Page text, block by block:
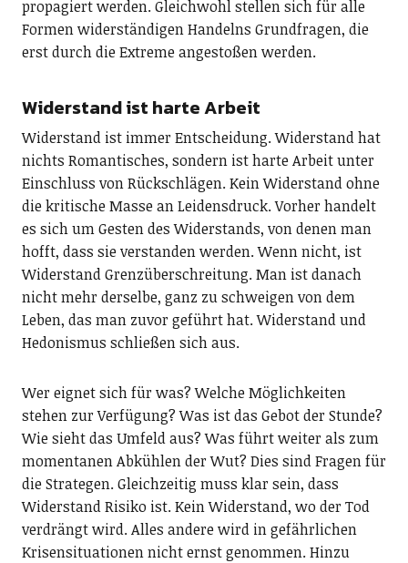
propagiert werden. Gleichwohl stellen sich für alle
Formen widerständigen Handelns Grundfragen, die
erst durch die Extreme angestoßen werden.
Widerstand ist harte Arbeit
Widerstand ist immer Entscheidung. Widerstand hat
nichts Romantisches, sondern ist harte Arbeit unter
Einschluss von Rückschlägen. Kein Widerstand ohne
die kritische Masse an Leidensdruck. Vorher handelt
es sich um Gesten des Widerstands, von denen man
hofft, dass sie verstanden werden. Wenn nicht, ist
Widerstand Grenzüberschreitung. Man ist danach
nicht mehr derselbe, ganz zu schweigen von dem
Leben, das man zuvor geführt hat. Widerstand und
Hedonismus schließen sich aus.
Wer eignet sich für was? Welche Möglichkeiten
stehen zur Verfügung? Was ist das Gebot der Stunde?
Wie sieht das Umfeld aus? Was führt weiter als zum
momentanen Abkühlen der Wut? Dies sind Fragen für
die Strategen. Gleichzeitig muss klar sein, dass
Widerstand Risiko ist. Kein Widerstand, wo der Tod
verdrängt wird. Alles andere wird in gefährlichen
Krisensituationen nicht ernst genommen. Hinzu